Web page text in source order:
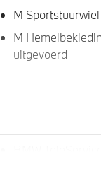
M
M
uitgevoerd